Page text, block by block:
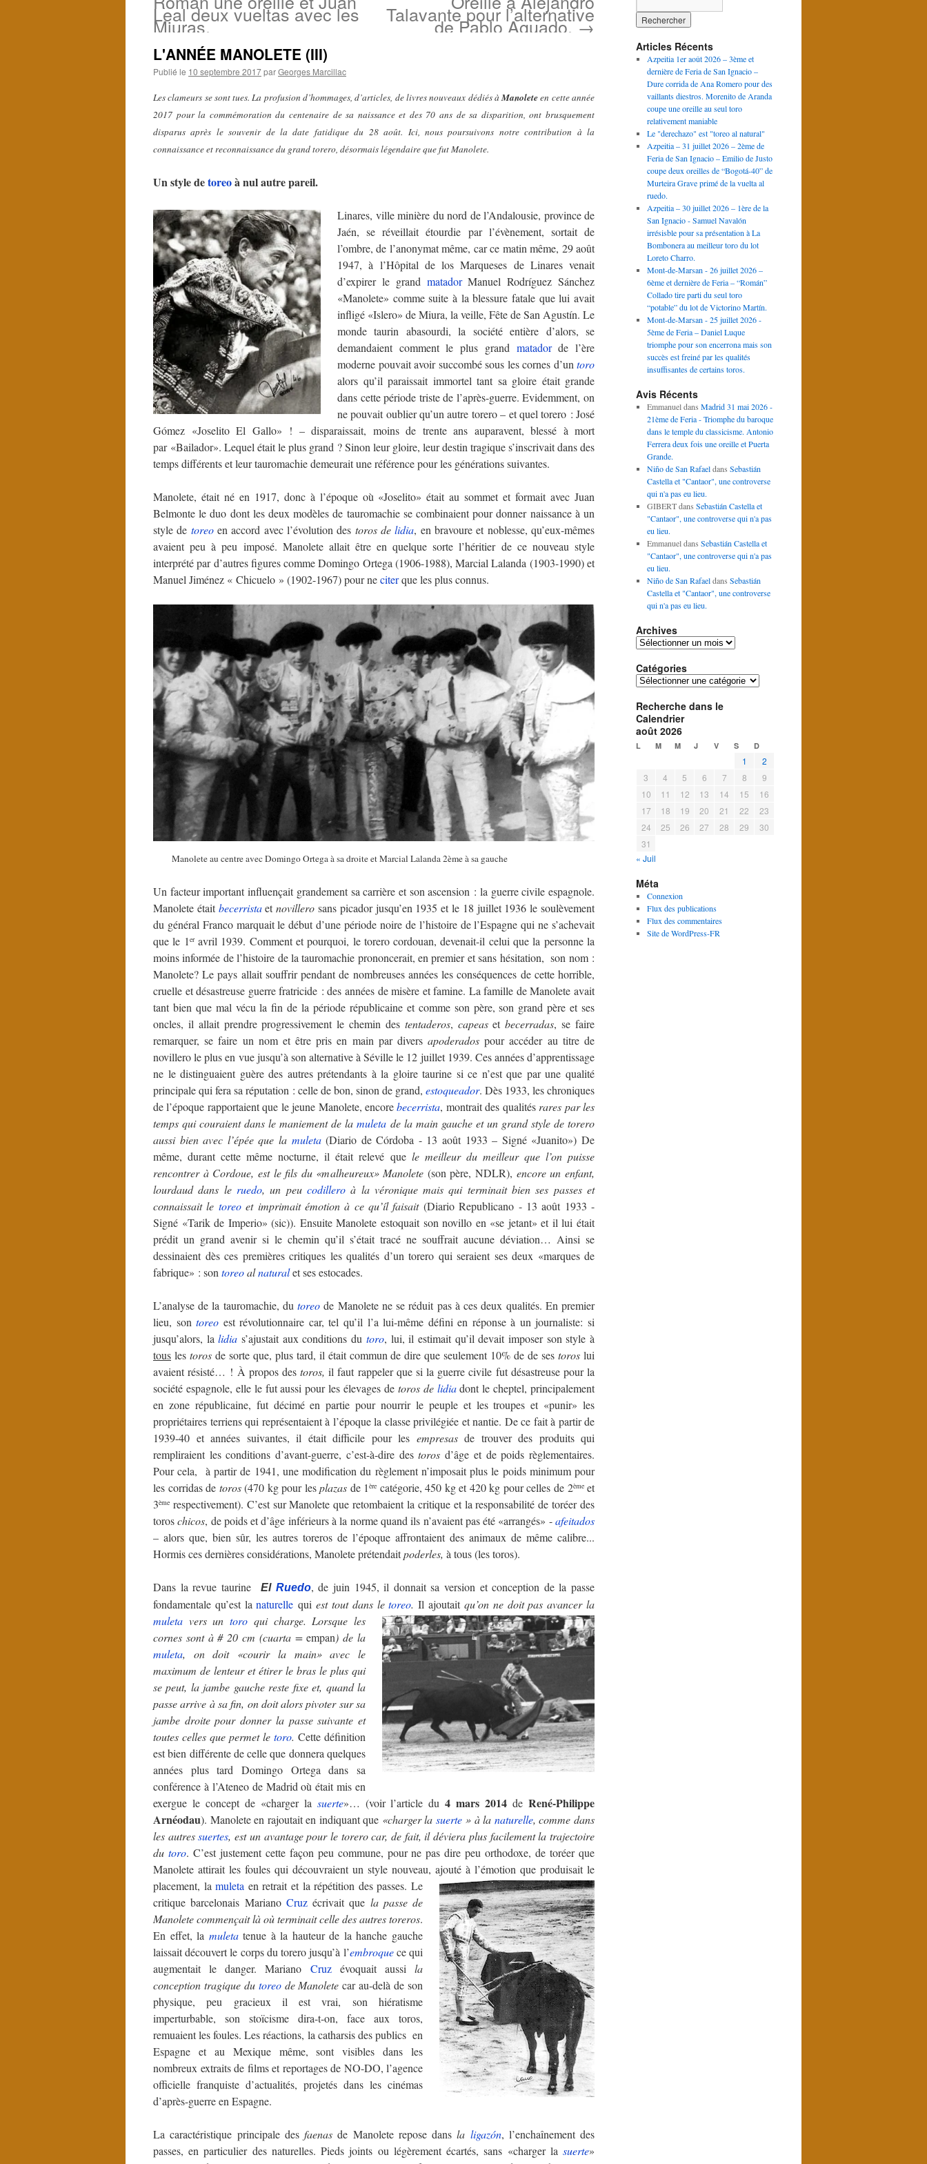
Leal deux vueltas avec les
Miuras. Talavante pour l’alternative
de Pablo Aguado.→
L'ANNÉE MANOLETE (III)
Publié le 10 septembre 2017parGeorges Marcillac
Les clameurs se sont tues. La profusion d’hommages, d’articles, de livres nouveaux dédiés àManoleteen cette année
2017 pour la commémoration du centenaire de sa naissance et des 70 ans de sa disparition, ont brusquement
disparus après le souvenir de la date fatidique du 28 août. Ici, nous poursuivons notre contribution à la
connaissance et reconnaissance du grand torero, désormais légendaire que fut Manolete.
Un style detoreoà nul autre pareil.
Linares, ville minière du nord de l’Andalousie, province de
Jaén, se réveillait étourdie par l’évènement, sortait de
l’ombre, de l’anonymat même, car ce matin même, 29 août
1947, à l’Hôpital de los Marqueses de Linares venait
d’expirer le grand matadorManuel Rodríguez Sánchez
«Manolete» comme suite à la blessure fatale que lui avait
infligé «Islero» de Miura, la veille, Fête de San Agustín. Le
monde taurin abasourdi, la société entière d’alors, se
demandaient comment le plus grand matadorde l’ère
moderne pouvait avoir succombé sous les cornes d’un toro
alors qu’il paraissait immortel tant sa gloire était grande
dans cette période triste de l’après-guerre. Evidemment, on
ne pouvait oublier qu’un autre torero – et quel torero : José
Gómez «Joselito El Gallo» ! – disparaissait, moins de trente ans auparavent, blessé à mort
par «Bailador». Lequel était le plus grand ? Sinon leur gloire, leur destin tragique s’inscrivait dans des
temps différents et leur tauromachie demeurait une référence pour les générations suivantes.
Manolete, était né en 1917, donc à l’époque où «Joselito» était au sommet et formait avec Juan
Belmonte le duo dont les deux modèles de tauromachie se combinaient pour donner naissance à un
style de toreoen accord avec l’évolution des toros delidia, en bravoure et noblesse, qu’eux-mêmes
avaient peu à peu imposé. Manolete allait être en quelque sorte l’héritier de ce nouveau style
interprété par d’autres figures comme Domingo Ortega (1906-1988), Marcial Lalanda (1903-1990) et
Manuel Jiménez « Chicuelo » (1902-1967) pour neciterque les plus connus.
Manolete au centre avec Domingo Ortega à sa droite et Marcial Lalanda 2ème à sa gauche
Un facteur important influençait grandement sa carrière et son ascension : la guerre civile espagnole.
Manolete étaitbecerristaetnovillero sans picador jusqu’en 1935 et le 18 juillet 1936 le soulèvement
du général Franco marquait le début d’une période noire de l’histoire de l’Espagne qui ne s’achevait
que le 1 eravril 1939. Comment et pourquoi, le torero cordouan, devenait-il celui que la personne la
moins informée de l’histoire de la tauromachie prononcerait, en premier et sans hésitation, son nom :
Manolete? Le pays allait souffrir pendant de nombreuses années les conséquences de cette horrible,
cruelle et désastreuse guerre fratricide : des années de misère et famine. La famille de Manolete avait
tant bien que mal vécu la fin de la période républicaine et comme son père, son grand père et ses
oncles, il allait prendre progressivement le chemin des tentaderos, capeasetbecerradas, se faire
remarquer, se faire un nom et être pris en main par diversapoderados pour accéder au titre de
novillero le plus en vue jusqu’à son alternative à Séville le 12 juillet 1939. Ces années d’apprentissage
ne le distinguaient guère des autres prétendants à la gloire taurine si ce n’est que par une qualité
principale qui fera sa réputation : celle de bon, sinon de grand, estoqueador. Dès 1933, les chroniques
de l’époque rapportaient que le jeune Manolete, encorebecerrista, montrait des qualités rares par les
temps qui couraient dans le maniement de lamuleta de la main gauche et un grand style de torero
aussi bien avec l’épée que la muleta(Diario de Córdoba - 13 août 1933 – Signé «Juanito») De
même, durant cette même nocturne, il était relevé que le meilleur du meilleur que l’on puisse
rencontrer à Cordoue, est le fils du «malheureux» Manolete (son père, NDLR), encore un enfant,
lourdaud dans le ruedo, un peu codilleroà la véronique mais qui terminait bien ses passes et
connaissait le toreoet imprimait émotion à ce qu’íl faisait (Diario Republicano - 13 août 1933 -
Signé «Tarik de Imperio» (sic)). Ensuite Manolete estoquait son novillo en «se jetant» et il lui était
prédit un grand avenir si le chemin qu’il s’était tracé ne souffrait aucune déviation… Ainsi se
dessinaient dès ces premières critiques les qualités d’un torero qui seraient ses deux «marques de
fabrique» : son toreoalnaturalet ses estocades.
L’analyse de la tauromachie, dutoreo de Manolete ne se réduit pas à ces deux qualités. En premier
lieu, sontoreo est révolutionnaire car, tel qu’il l’a lui-même défini en réponse à un journaliste: si
jusqu’alors, lalidia s’ajustait aux conditions du toro, lui, il estimait qu’il devait imposer son style à
tous les toros de sorte que, plus tard, il était commun de dire que seulement 10% de de sestoros lui
avaient résisté… ! À propos des toros, il faut rappeler que si la guerre civile fut désastreuse pour la
société espagnole, elle le fut aussi pour les élevages de toros de lidiadont le cheptel, principalement
en zone républicaine, fut décimé en partie pour nourrir le peuple et les troupes et «punir» les
propriétaires terriens qui représentaient à l’époque la classe privilégiée et nantie. De ce fait à partir de
1939-40 et années suivantes, il était difficile pour les empresasde trouver des produits qui
rempliraient les conditions d’avant-guerre, c’est-à-dire destoros d’âge et de poids règlementaires.
Pour cela, à partir de 1941, une modification du règlement n’imposait plus le poids minimum pour
les corridas de toros(470 kg pour lesplazas de 1ère catégorie, 450 kg et 420 kg pour celles de 2èmeet
3ème respectivement). C’est sur Manolete que retombaient la critique et la responsabilité de toréer des
toroschicos, de poids et d’âge inférieurs à la norme quand ils n’avaient pas été «arrangés» -afeitados
– alors que, bien sûr, les autres toreros de l’époque affrontaient des animaux de même calibre...
Hormis ces dernières considérations, Manolete prétendaitpoderles, à tous (les toros).
Dans la revue taurineEl Ruedo, de juin 1945, il donnait sa version et conception de la passe
fondamentale qu’est lanaturelle quiest tout dans letoreo.Il ajoutait qu’on ne doit pas avancer la
muleta vers untoro qui charge. Lorsque les
cornes sont à # 20 cm (cuarta =empan) de la
muleta, on doit «courir la main» avec le
maximum de lenteur et étirer le bras le plus qui
se peut, la jambe gauche reste fixe et, quand la
passe arrive à sa fin, on doit alors pivoter sur sa
jambe droite pour donner la passe suivante et
toutes celles que permet le toro. Cette définition
est bien différente de celle que donnera quelques
années plus tard Domingo Ortega dans sa
conférence à l’Ateneo de Madrid où était mis en
exergue le concept de «charger la suerte»… (voir l’article du4 mars 2014 deRené-Philippe
Arnéodau). Manolete en rajoutait en indiquant que «charger la suerte» à la naturelle, comme dans
les autressuertes, est un avantage pour le torero car, de fait, il déviera plus facilement la trajectoire
du toro. C’est justement cette façon peu commune, pour ne pas dire peu orthodoxe, de toréer que
Manolete attirait les foules qui découvraient un style nouveau, ajouté à l’émotion que produisait le
placement, lamuleta en retrait et la répétition des passes.Le
critique barcelonais Mariano Cruzécrivait que la passe de
Manolete commençait là où terminait celle des autres toreros.
En effet, la muletatenue à la hauteur de la hanche gauche
laissait découvert le corps du torero jusqu’à l’embroquece qui
augmentait le danger. Mariano Cruzévoquait aussila
conception tragique du toreode Manoletecar au-delà de son
physique, peu gracieux il est vrai, son hiératisme
imperturbable, son stoïcisme dira-t-on, face aux toros,
remuaient les foules. Les réactions, la catharsis des publics en
Espagne et au Mexique même, sont visibles dans les
nombreux extraits de films et reportages de NO-DO, l’agence
officielle franquiste d’actualités, projetés dans les cinémas
d’après-guerre en Espagne.
La caractéristique principale des faenas de Manolete repose dansla ligazón, l’enchaînement des
passes, en particulier des naturelles. Pieds joints ou légèrement écartés, sans «charger la suerte»
Articles Récents
Azpeitia 1er août 2026 – 3ème et
dernière de Feria de San Ignacio –
Dure corrida de Ana Romero pour des
vaillants diestros. Morenito de Aranda
coupe une oreille au seul toro
relativement maniable
Le "derechazo" est "toreo al natural"
Azpeitia – 31 juillet 2026 – 2ème de
Feria de San Ignacio – Emilio de Justo
coupe deux oreilles de “Bogotá-40” de
Murteira Grave primé de la vuelta al
ruedo.
Azpeitia – 30 juillet 2026 – 1ère de la
San Ignacio - Samuel Navalón
irrésisble pour sa présentation à La
Bombonera au meilleur toro du lot
Loreto Charro.
Mont-de-Marsan - 26 juillet 2026 –
6ème et dernière de Feria – “Román”
Collado tire parti du seul toro
“potable” du lot de Victorino Martín.
Mont-de-Marsan - 25 juillet 2026 -
5ème de Feria – Daniel Luque
triomphe pour son encerrona mais son
succès est freiné par les qualités
insuffisantes de certains toros.
Avis Récents
Emmanueldans Madrid 31 mai 2026 -
21ème de Feria - Triomphe du baroque
dans le temple du classicisme. Antonio
Ferrera deux fois une oreille et Puerta
Grande.
Niño de San Rafaeldans Sebastián
Castella et "Cantaor", une controverse
qui n'a pas eu lieu.
GIBERTdans Sebastián Castella et
"Cantaor", une controverse qui n'a pas
eu lieu.
Emmanueldans Sebastián Castella et
"Cantaor", une controverse qui n'a pas
eu lieu.
Niño de San Rafaeldans Sebastián
Castella et "Cantaor", une controverse
qui n'a pas eu lieu.
Archives
Archives
Catégories
Catégories
Recherche dans le
Calendrier
août 2026
L M M J V S D
1
2
3
4 5 6 7 8
9
10
11 12 13 14 15
16
17
18 19 20 21 22
23
24
25 26 27 28 29
30
31
« Juil
Méta
Connexion
Flux des publications
Flux des commentaires
Site de WordPress-FR